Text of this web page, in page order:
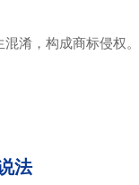
淆，构成商标侵权
法